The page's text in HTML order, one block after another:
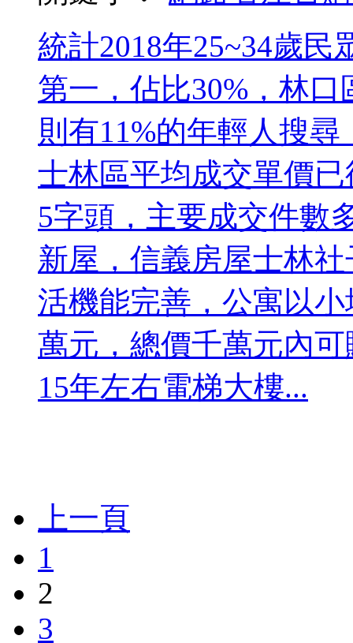
統計2018年25~34歲
第一，佔比30%，林
則有11%的年輕人搜
士林區平均成交單價
5字頭，主要成交件數
新屋，信義房屋士林
活機能完善，公寓以
萬元，總價千萬元內
15年左右電梯大樓...
上一頁
1
2
3